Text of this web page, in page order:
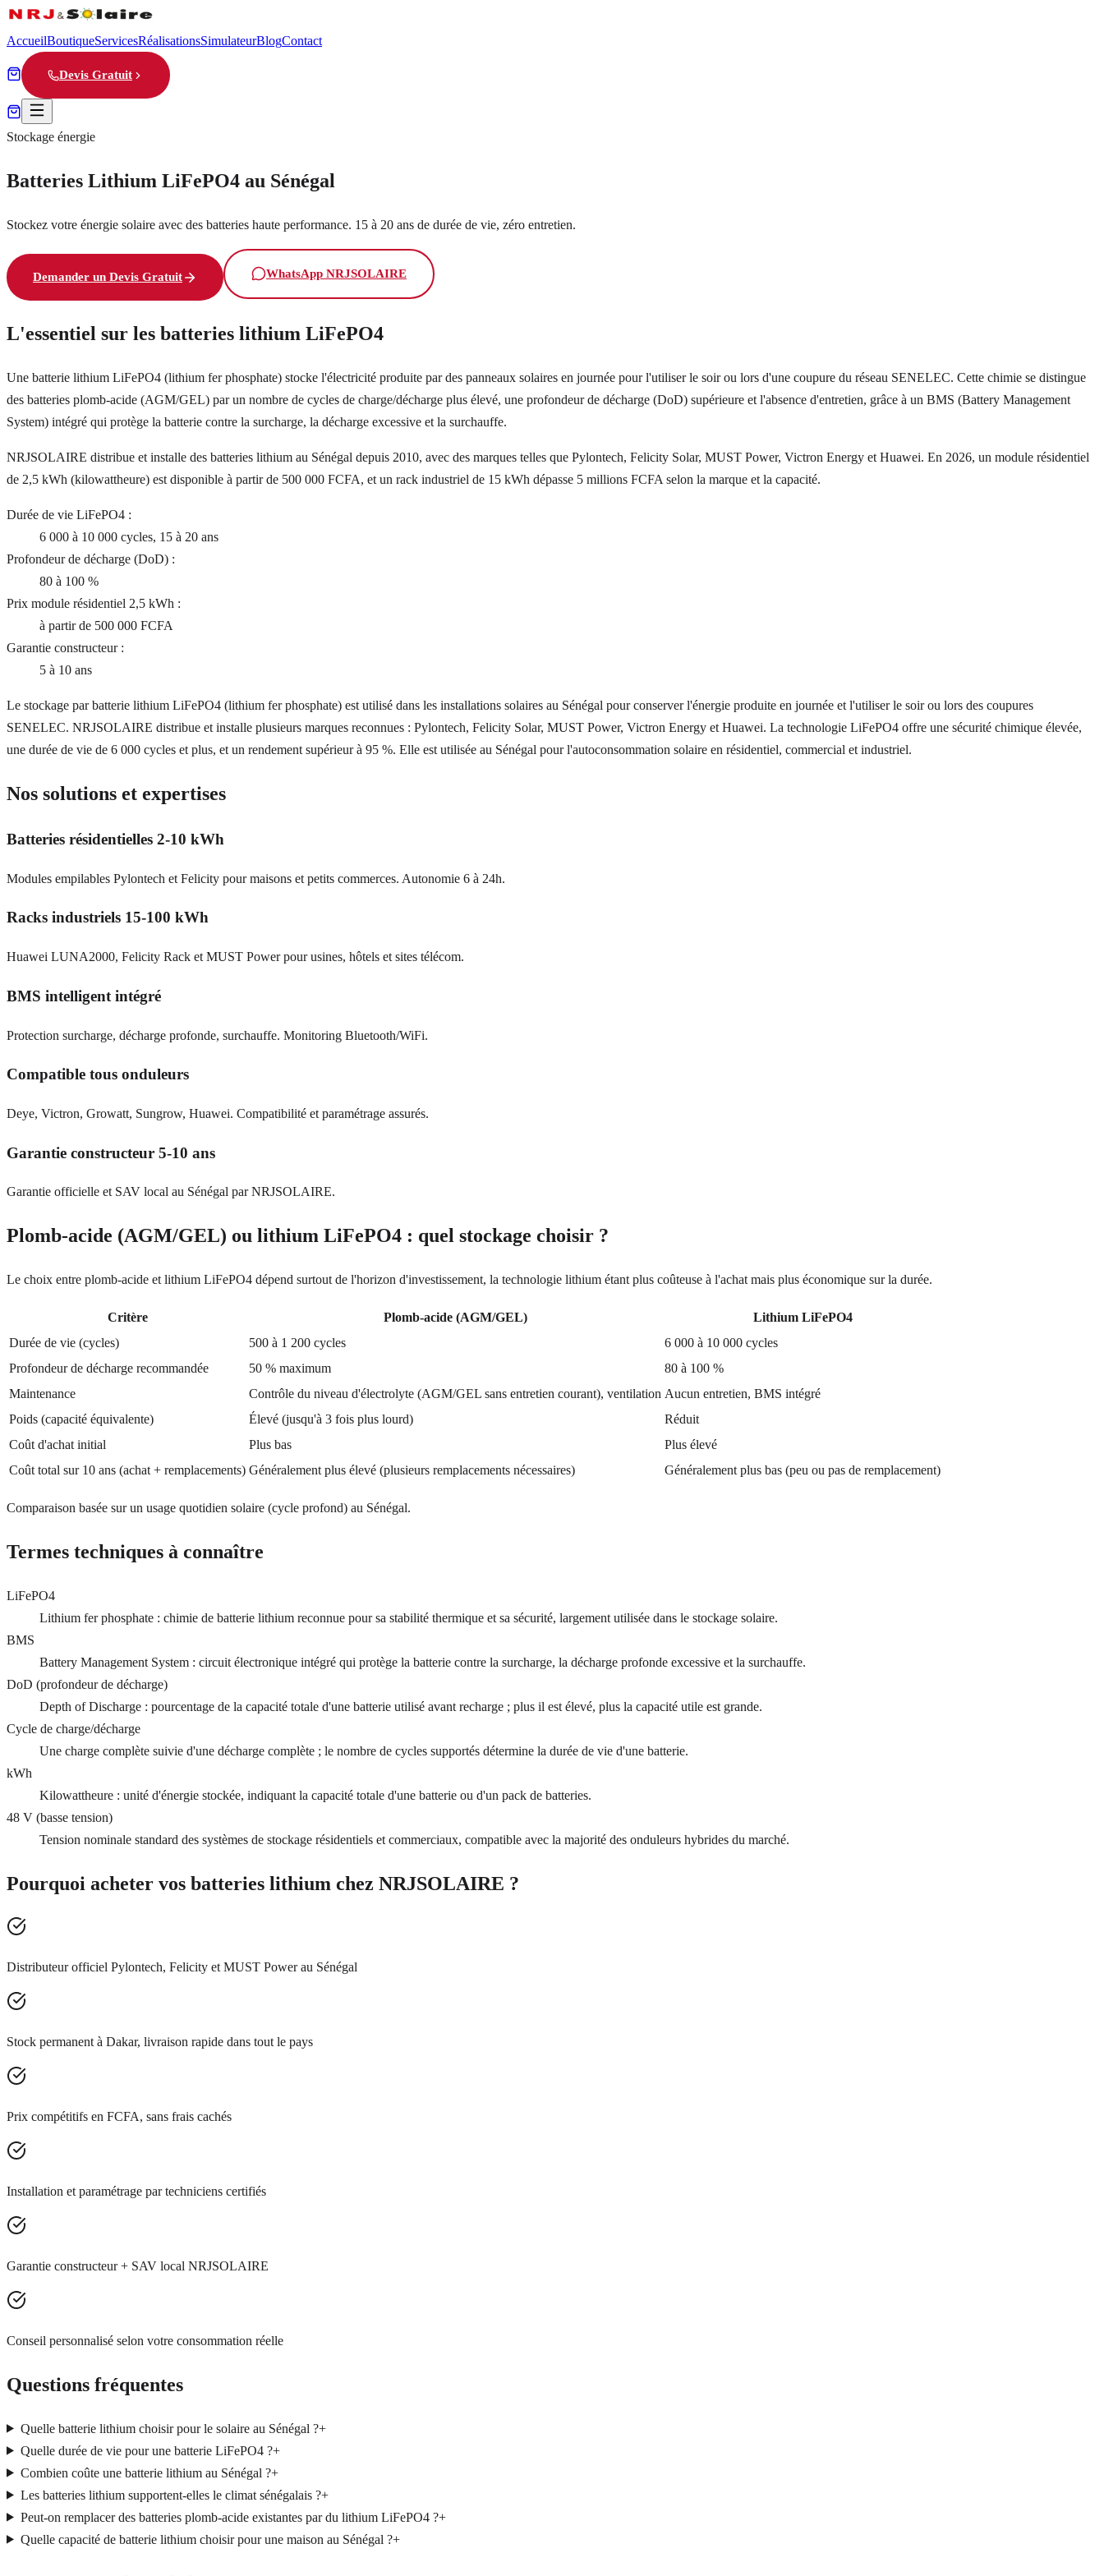
AccueilBoutiqueServicesRéalisationsSimulateurBlogContact
Devis Gratuit
Stockage énergie
Batteries Lithium LiFePO4 au Sénégal
Stockez votre énergie solaire avec des batteries haute performance. 15 à 20 ans de durée de vie, zéro entretien.
Demander un Devis Gratuit WhatsApp NRJSOLAIRE
L'essentiel sur les batteries lithium LiFePO4
Une batterie lithium LiFePO4 (lithium fer phosphate) stocke l'électricité produite par des panneaux solaires en journée pour l'utiliser le soir ou lors d'une coupure du réseau SENELEC. Cette chimie se distingue
des batteries plomb-acide (AGM/GEL) par un nombre de cycles de charge/décharge plus élevé, une profondeur de décharge (DoD) supérieure et l'absence d'entretien, grâce à un BMS (Battery Management
System) intégré qui protège la batterie contre la surcharge, la décharge excessive et la surchauffe.
NRJSOLAIRE distribue et installe des batteries lithium au Sénégal depuis 2010, avec des marques telles que Pylontech, Felicity Solar, MUST Power, Victron Energy et Huawei. En 2026, un module résidentiel
de 2,5 kWh (kilowattheure) est disponible à partir de 500 000 FCFA, et un rack industriel de 15 kWh dépasse 5 millions FCFA selon la marque et la capacité.
Durée de vie LiFePO4 :
6 000 à 10 000 cycles, 15 à 20 ans
Profondeur de décharge (DoD) :
80 à 100 %
Prix module résidentiel 2,5 kWh :
à partir de 500 000 FCFA
Garantie constructeur:
5 à 10 ans
Le stockage par batterie lithium LiFePO4 (lithium fer phosphate) est utilisé dans les installations solaires au Sénégal pour conserver l'énergie produite en journée et l'utiliser le soir ou lors des coupures
SENELEC. NRJSOLAIRE distribue et installe plusieurs marques reconnues : Pylontech, Felicity Solar, MUST Power, Victron Energy et Huawei. La technologie LiFePO4 offre une sécurité chimique élevée,
une durée de vie de 6 000 cycles et plus, et un rendement supérieur à 95 %. Elle est utilisée au Sénégal pour l'autoconsommation solaire en résidentiel, commercial et industriel.
Nos solutions et expertises
Batteries résidentielles 2-10 kWh
Modules empilables Pylontech et Felicity pour maisons et petits commerces. Autonomie 6 à 24h.
Racks industriels 15-100 kWh
Huawei LUNA2000, Felicity Rack et MUST Power pour usines, hôtels et sites télécom.
BMS intelligent intégré
Protection surcharge, décharge profonde, surchauffe. Monitoring Bluetooth/WiFi.
Compatible tous onduleurs
Deye, Victron, Growatt, Sungrow, Huawei. Compatibilité et paramétrage assurés.
Garantie constructeur 5-10 ans
Garantie officielle et SAV local au Sénégal par NRJSOLAIRE.
Plomb-acide (AGM/GEL) ou lithium LiFePO4 : quel stockage choisir ?
Le choix entre plomb-acide et lithium LiFePO4 dépend surtout de l'horizon d'investissement, la technologie lithium étant plus coûteuse à l'achat mais plus économique sur la durée.
Critère Plomb-acide (AGM/GEL)
Lithium LiFePO4
Durée de vie (cycles)
500 à 1 200 cycles
6 000 à 10 000 cycles
Profondeur de décharge recommandée
50 % maximum
80 à 100 %
Maintenance
Contrôle du niveau d'électrolyte (AGM/GEL sans entretien courant), ventilation Aucun entretien, BMS intégré
Poids (capacité équivalente)
Élevé (jusqu'à 3 fois plus lourd)
Réduit
Coût d'achat initial
Plus bas
Plus élevé
Coût total sur 10 ans (achat + remplacements) Généralement plus élevé (plusieurs remplacements nécessaires) Généralement plus bas (peu ou pas de remplacement)
Comparaison basée sur un usage quotidien solaire (cycle profond) au Sénégal.
Termes techniques à connaître
LiFePO4
Lithium fer phosphate : chimie de batterie lithium reconnue pour sa stabilité thermique et sa sécurité, largement utilisée dans le stockage solaire.
BMS
Battery Management System : circuit électronique intégré qui protège la batterie contre la surcharge, la décharge profonde excessive et la surchauffe.
DoD (profondeur de décharge)
Depth of Discharge : pourcentage de la capacité totale d'une batterie utilisé avant recharge ; plus il est élevé, plus la capacité utile est grande.
Cycle de charge/décharge
Une charge complète suivie d'une décharge complète ; le nombre de cycles supportés détermine la durée de vie d'une batterie.
kWh
Kilowattheure : unité d'énergie stockée, indiquant la capacité totale d'une batterie ou d'un pack de batteries.
48 V (basse tension)
Tension nominale standard des systèmes de stockage résidentiels et commerciaux, compatible avec la majorité des onduleurs hybrides du marché.
Pourquoi acheter vos batteries lithium chez NRJSOLAIRE ?
Distributeur officiel Pylontech, Felicity et MUST Power au Sénégal
Stock permanent à Dakar, livraison rapide dans tout le pays
Prix compétitifs en FCFA, sans frais cachés
Installation et paramétrage par techniciens certifiés
Garantie constructeur + SAV local NRJSOLAIRE
Conseil personnalisé selon votre consommation réelle
Questions fréquentes
Quelle batterie lithium choisir pour le solaire au Sénégal ?+
Quelle durée de vie pour une batterie LiFePO4 ?+
Combien coûte une batterie lithium au Sénégal ?+
Les batteries lithium supportent-elles le climat sénégalais ?+
Peut-on remplacer des batteries plomb-acide existantes par du lithium LiFePO4 ?+
Quelle capacité de batterie lithium choisir pour une maison au Sénégal ?+